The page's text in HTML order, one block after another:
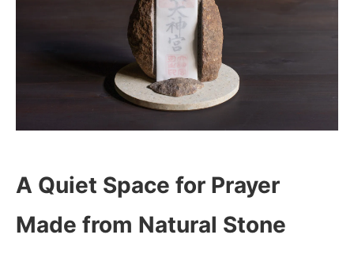
A Quiet Space for Prayer
Made from Natural Stone